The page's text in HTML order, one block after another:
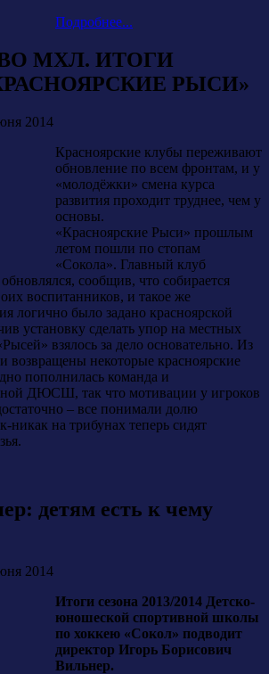
Подробнее...
МХЛ. ИТОГИ
РЫСИ»
2014
Красноярские клубы переживают
обновление по всем фронтам, и у
«молодёжки» смена курса
развития проходит труднее, чем у
основы.
«Красноярские Рыси» прошлым
летом пошли по стопам
«Сокола». Главный клуб
сообщив, что собирается
воспитанников, и такое же
логично было задано красноярской
установку сделать упор на местных
взялось за дело основательно. Из
возвращены некоторые красноярские
пополнилась команда и
ДЮСШ, так что мотивации у игроков
– все понимали долю
никак на трибунах теперь сидят
детям есть к чему
2014
Итоги сезона 2013/2014 Детско-
юношеской спортивной школы
по хоккею «Сокол» подводит
директор Игорь Борисович
Вильнер.